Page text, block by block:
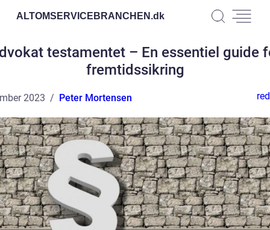
ALTOMSERVICEBRANCHEN.dk
testamentet – En essentiel guide
fremtidssikring
2023 Peter Mortensen